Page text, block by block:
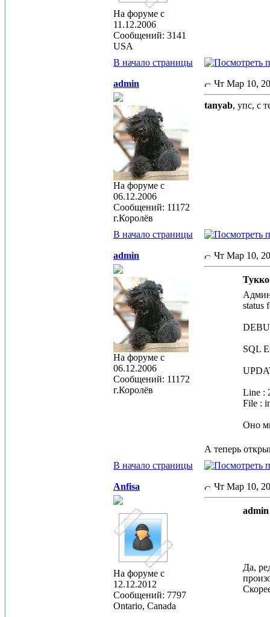
На форуме с
11.12.2006
Сообщений: 3141
USA
В начало страницы
admin
На форуме с
06.12.2006
Сообщений: 11172
г.Королёв
Чт Мар 10,
tanyab, упс, с
В начало страницы
admin
На форуме с
06.12.2006
Сообщений: 11172
г.Королёв
Чт Мар 10,
Админ
status
SQL
Line :
File :
Оно
А теперь
В начало страницы
Anfisa
На форуме с
12.12.2012
Сообщений: 7797
Ontario, Canada
Чт Мар 10,
Да,